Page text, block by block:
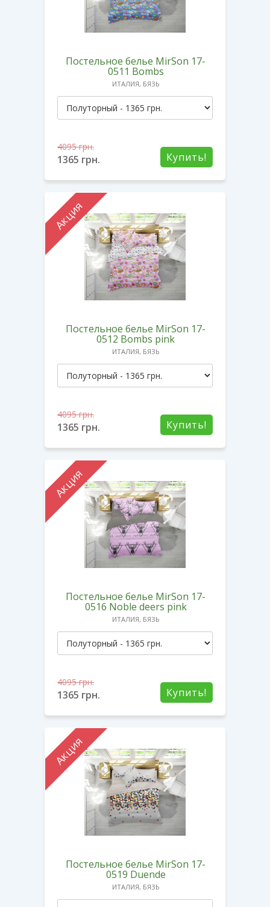
Постельное белье MirSon 17-
0511 Bombs
ИТАЛИЯ, БЯЗЬ
Купить!
4095грн.
1365 грн.
Акция
Постельное белье MirSon 17-
0512 Bombs pink
ИТАЛИЯ, БЯЗЬ
Купить!
4095грн.
1365 грн.
Акция
Постельное белье MirSon 17-
0516 Noble deers pink
ИТАЛИЯ, БЯЗЬ
Купить!
4095грн.
1365 грн.
Акция
Постельное белье MirSon 17-
0519 Duende
ИТАЛИЯ, БЯЗЬ